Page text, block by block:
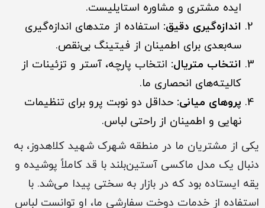
ایده مشتری و مشاوره استایلیست.
اندازه‌گیری دقیق: استفاده از متدهای اندازه‌گیری
سه‌بعدی برای اطمینان از فیتینگ بی‌نقص.
انتخاب متریال: انتخاب پارچه، آستر و تزئینات از
کالیته‌های انحصاری ما.
پروهای میانی: حداقل دو نوبت پرو برای تنظیمات
نهایی و اطمینان از راحتی لباس.
یکی از مشتریان ما در منطقه شهرک شهید کلاهدوز، به
دنبال یک مدل ماکسی آستین‌بلند با قد کاملاً پوشیده و
یقه ایستاده بود که در بازار به سختی پیدا می‌شد. با
استفاده از خدمات دوخت سفارشی ما، او توانست لباس